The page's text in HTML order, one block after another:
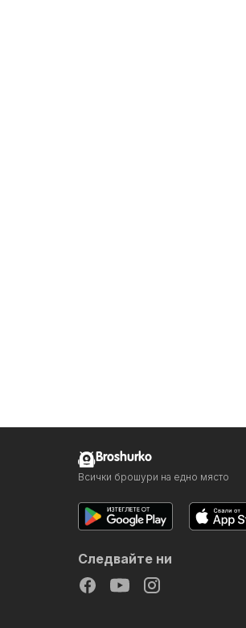
Broshurko
Всички брошури на едно място
Следвайте ни